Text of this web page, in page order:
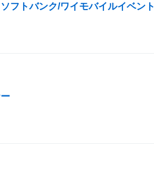
フトバンク/ワイモバイルイベント